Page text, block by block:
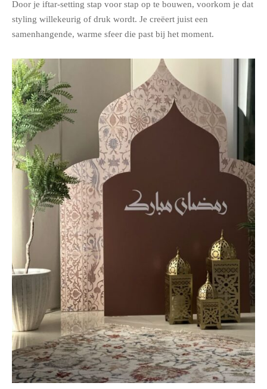
Door je iftar-setting stap voor stap op te bouwen, voorkom je dat
styling willekeurig of druk wordt. Je creëert juist een
samenhangende, warme sfeer die past bij het moment.